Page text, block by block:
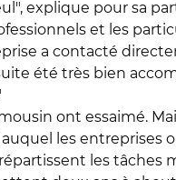
explique pour sa
et les
a contacté
été très bien
ont essaimé.
les entreprises
les tâches